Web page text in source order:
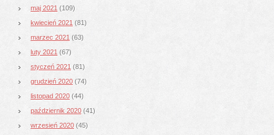
maj 2021 (109)
kwiecień 2021 (81)
marzec 2021 (63)
luty 2021 (67)
styczeń 2021 (81)
grudzień 2020 (74)
listopad 2020 (44)
październik 2020 (41)
wrzesień 2020 (45)